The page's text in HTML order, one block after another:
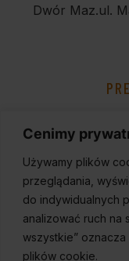
Cenimy
Używamy plików
przeglądania,
do indywidualnych
analizować ruch na
wszystkie”
plików cookie.
Dwór Maz.ul.